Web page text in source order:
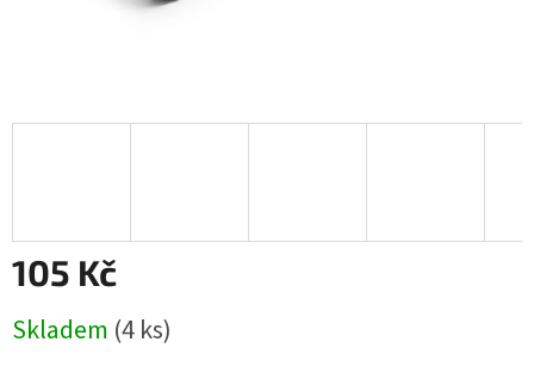
105 Kč
cena:
Skladem (4 ks)